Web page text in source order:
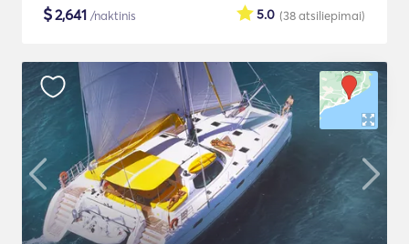
$2,641 /naktinis (38atsiliepimai)
5.0